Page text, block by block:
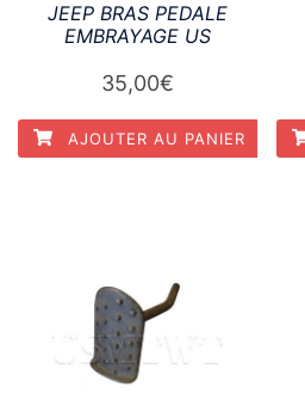
JEEP BRAS PEDALE
EMBRAYAGE US
35,00€
AJOUTER AU PANIER